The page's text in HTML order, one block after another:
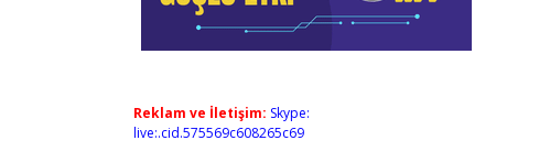
Reklam ve İletişim: Skype:
live:.cid.575569c608265c69